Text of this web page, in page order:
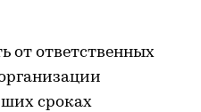
от ответственных
сроках